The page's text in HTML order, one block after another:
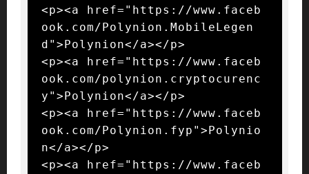
<p><a href="https://www.faceb
ook.com/Polynion.MobileLegen
d">Polynion</a></p>
<p><a href="https://www.faceb
ook.com/polynion.cryptocurenc
y">Polynion</a></p>
<p><a href="https://www.faceb
ook.com/Polynion.fyp">Polynio
n</a></p>
<p><a href="https://www.faceb